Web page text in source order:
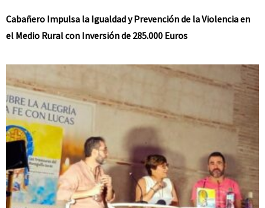
Cabañero Impulsa la Igualdad y Prevención de la Violencia en
el Medio Rural con Inversión de 285.000 Euros